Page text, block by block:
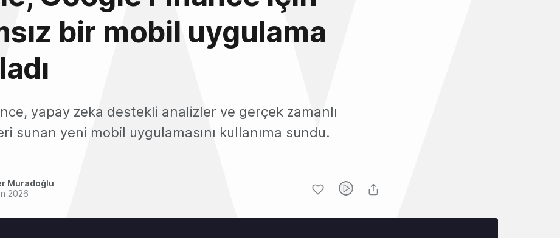
bir mobil uygulama
yapay zeka destekli analizler ve gerçek zamanlı
sunan yeni mobil uygulamasını kullanıma sundu.
Muradoğlu
2026